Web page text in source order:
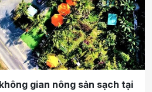
gian nông sản sạch tại